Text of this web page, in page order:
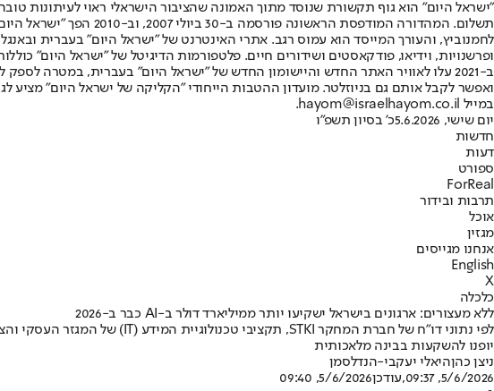
"ישראל היום" הוא גוף תקשורת שנוסד מתוך האמונה שהציבור הישראלי ראוי לעיתונות
תשלום. המהדורה
ופרשנויות, וידיאו, פודקאסטים ושידורים חיים. פלטפורמות הדיגיטל של "ישראל היום"
ב-2021 עלו לאוויר האתר החדש והיישומון החדש של "ישראל היום" בעברית, במטרה
ואפשר לקבל אותם גם בניוזלטר. מועדון ההטבות הייחודי "הקליקה של ישראל היום" מציע
במייל hayom@israelhayom.co.il.
יום שישי, 5.6.2026
כ' בסיון תשפ"ו
חדשות
דעות
ספורט
ForReal
תרבות ובידור
אוכל
מגזין
אנחנו מגייסים
English
X
כלכלה
ללא מעצורים: ארגונים בישראל ישקיעו יותר ממיליארד דולר ב-AI כבר ב-2026
יופנו להשקעות בבינה מלאכותית
ניצן כהןהיאלי יעקבי-הנדלסמן
5/6/2026, 09:37
,עודכן5/6/2026, 09:40